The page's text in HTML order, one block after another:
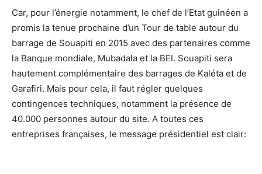
Car, pour l’énergie notamment, le chef de l’Etat guinéen a
promis la tenue prochaine d’un Tour de table autour du
barrage de Souapiti en 2015 avec des partenaires comme
la Banque mondiale, Mubadala et la BEI. Souapiti sera
hautement complémentaire des barrages de Kaléta et de
Garafiri. Mais pour cela, il faut régler quelques
contingences techniques, notamment la présence de
40.000 personnes autour du site. A toutes ces
entreprises françaises, le message présidentiel est clair: